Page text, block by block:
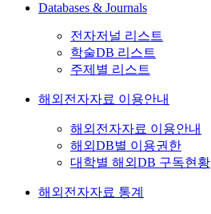
Databases & Journals
전자저널 리스트
학술DB 리스트
주제별 리스트
해외전자자료 이용안내
해외전자자료 이용안내
해외DB별 이용권한
대학별 해외DB 구독현황
해외전자자료 통계